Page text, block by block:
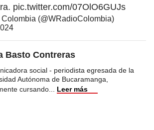
pic.twitter.com/07OlO6GUJs
(@WRadioColombia)
Basto Contreras
social - periodista egresada de la
Autónoma de Bucaramanga,
cursando
Leer más